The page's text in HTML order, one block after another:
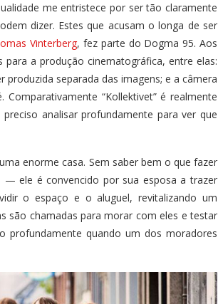
me entristece por ser tão claramente
dizer. Estes que acusam o longa de ser
Vinterberg, fez parte do Dogma 95. Aos
a produção cinematográfica, entre elas:
separada das imagens; e a câmera
“Kollektivet” é realmente
analisar profundamente para ver que
enorme casa. Sem saber bem o que fazer
ele é convencido por sua esposa a trazer
o espaço e o aluguel, revitalizando um
são chamadas para morar com eles e testar
profundamente quando um dos moradores